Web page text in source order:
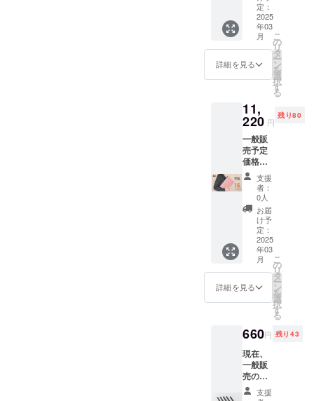
直接お
問合せ
くださ
い）
す。 ■
適格請
求書発
行事業
番号：
あり
発行事
業者登
録番号
の記載
のある
インボ
イスが
必要な
場合
は、実
行者に
直接お
問合せ
くださ
い）
チャ
コール
レー、
グレー
ジュ、
ラッ
ク、ミ
ントブ
ルー、
ブルー
フェア
リー、
サクラ
ピン
ク 計
10色か
ら１色
お選び
頂けま
す。 ■
求書発
行事業
あり
請求書
発行事
業者登
録番号
フィル
x 1、ペ
ン差し
リフィ
ル x 1、
リング
用箱 x 1
■カ
ラー：
ブラッ
ク、モ
スグ
リー
ン、パ
イロッ
トブ
ルー、
チャ
コール
レー、
グレー
ジュ、
ラッ
ントブ
ルー、
ブルー
フェア
ろ、 サ
ポー
ター様
限定
20%off
の
￥10,56
0（税・
込）に
て承り
ます。
リター
ン内
容：
ルーズ
リング
x 1、革
表紙 x
2、リ
フィル
x 1、ペ
ン差し
リフィ
ル x 1、
リング
用箱 x 1
■カ
ラー：
ブラッ
ク、モ
スグ
リー
定：
2025
年03
月
詳細を見る
こ
の
リ
タ
ー
ン
を
選
択
す
る
11,
220 円
残り80
一般販
売予定
価格
￥13,20
0（税・
送料
込）の
とこ
ろ、 サ
ポー
ター様
限定
15%off
の
￥11,22
0（税・
込）に
て承り
ます。
リター
ン内
容：
ルーズ
支援
者：
0人
お届
け予
定：
2025
年03
月
詳細を見る
こ
の
リ
タ
ー
ン
を
選
択
す
る
660円 残り43
現在、
一般販
売の予
定がご
ざいま
支援